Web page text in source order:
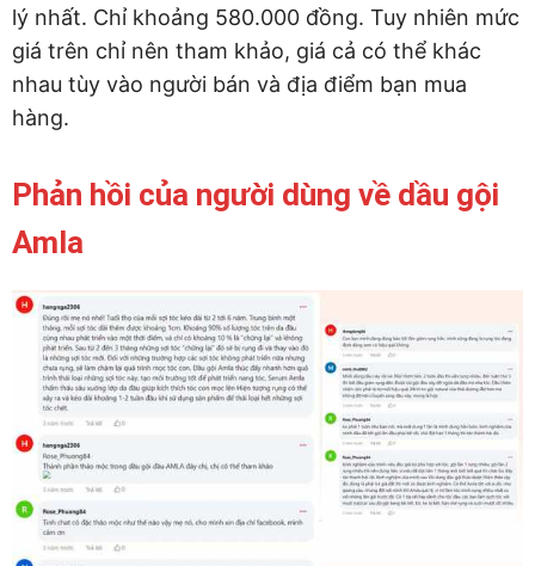
lý nhất. Chỉ khoảng 580.000 đồng. Tuy nhiên mức
giá trên chỉ nên tham khảo, giá cả có thể khác
nhau tùy vào người bán và địa điểm bạn mua
hàng.
Phản hồi của người dùng về dầu gội
Amla